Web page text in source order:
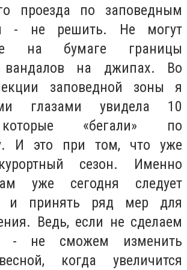
проезда по заповедным
- не решить. Не могут
на бумаге границы
вандалов на джипах. Во
заповедной зоны я
глазами увидела 10
«бегали» по
И это при том, что уже
сезон. Именно
уже сегодня следует
и принять ряд мер для
Ведь, если не сделаем
- не сможем изменить
когда увеличится